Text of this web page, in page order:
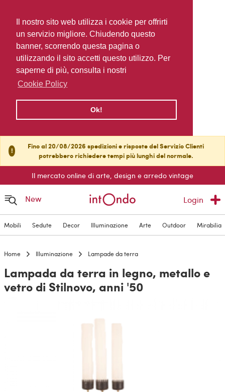
Il nostro sito web utilizza i cookie per offrirti
un servizio migliore. Chiudendo questo
banner, scorrendo questa pagina o
utilizzando il sito accetti questo utilizzo. Per
saperne di più, consulta i nostri
Cookie Policy
Ok!
!
Fino al 20/08/2026 spedizioni e risposte del Servizio Clienti
potrebbero richiedere tempi più lunghi del normale.
Il mercato online di arte, design e arredo vintage
New Login
Mobili Sedute Decor Illuminazione Arte Outdoor Mirabilia
Home Illuminazione Lampade da terra
Lampada da terra in legno, metallo e
vetro di Stilnovo, anni '50